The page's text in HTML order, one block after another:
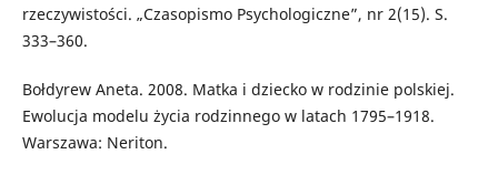
rzeczywistości. „Czasopismo Psychologiczne”, nr 2(15). S.
333–360.
Bołdyrew Aneta. 2008. Matka i dziecko w rodzinie polskiej.
Ewolucja modelu życia rodzinnego w latach 1795–1918.
Warszawa: Neriton.